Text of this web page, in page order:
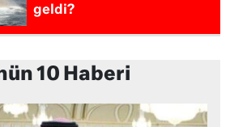
geldi?
10 Haberi